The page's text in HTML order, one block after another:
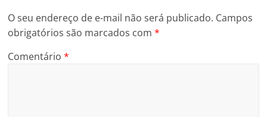
O seu endereço de e-mail não será publicado. Campos
obrigatórios são marcados com*
Comentário*